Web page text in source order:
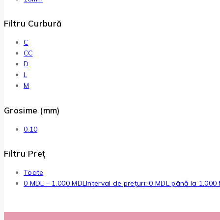
Filtru Curbură
C
CC
D
L
M
Grosime (mm)
0.10
Filtru Preț
Toate
0 MDL – 1.000MDLInterval de prețuri: 0 MDL până la 1.000